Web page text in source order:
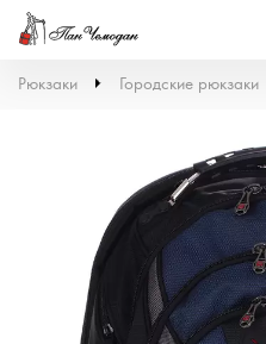
Рюкзаки Городские рюкзаки